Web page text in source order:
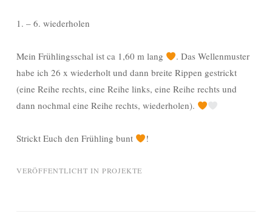
1. – 6. wiederholen
Mein Frühlingsschal ist ca 1,60 m lang
. Das Wellenmuster
habe ich 26 x wiederholt und dann breite Rippen gestrickt
(eine Reihe rechts, eine Reihe links, eine Reihe rechts und
dann nochmal eine Reihe rechts, wiederholen).
Strickt Euch den Frühling bunt !
VERÖFFENTLICHT IN PROJEKTE